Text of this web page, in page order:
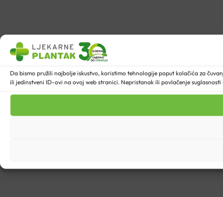
Da bismo pružili najbolje iskustvo, koristimo tehnologije poput kolačića za
ili jedinstveni ID-ovi na ovoj web stranici. Nepristanak ili povlačenje